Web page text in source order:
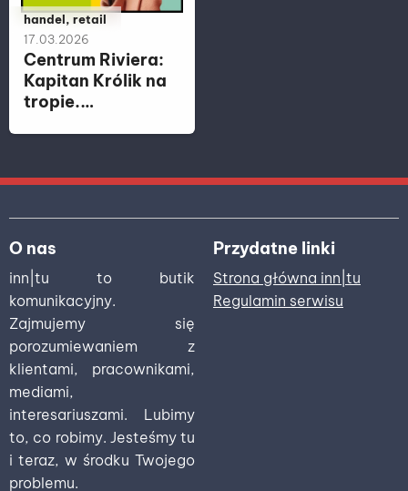
Należy do kategorii:
handel, retail
17.03.2026
Centrum Riviera:
Kapitan Królik na
tropie.
warsztaty dla
O nas
inn|tu to butik
komunikacyjny.
Zajmujemy się
porozumiewaniem z
klientami, pracownikami,
mediami,
interesariuszami. Lubimy
to, co robimy. Jesteśmy tu
i teraz, w środku Twojego
problemu.
Przydatne linki
Strona główna inn|tu
Regulamin serwisu